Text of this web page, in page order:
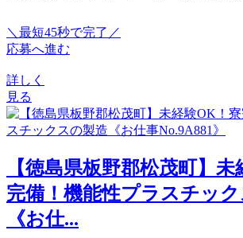
＼最短45秒で完了／
応募へ進む
詳しく
見る
【徳島県板野郡松茂町】
完備！機能性プラスチッ
《お仕...